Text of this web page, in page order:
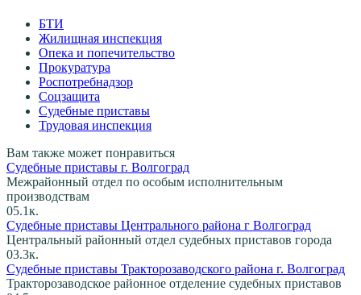
БТИ
Жилищная инспекция
Опека и попечительство
Прокуратура
Роспотребнадзор
Соцзащита
Судебные приставы
Трудовая инспекция
Вам также может понравиться
Судебные приставы г. Волгоград
Межрайонный отдел по особым исполнительным
производствам
05.1к.
Судебные приставы Центрального района г Волгоград
Центральный районный отдел судебных приставов города
03.3к.
Судебные приставы Тракторозаводского района г. Волгоград
Тракторозаводское районное отделение судебных приставов